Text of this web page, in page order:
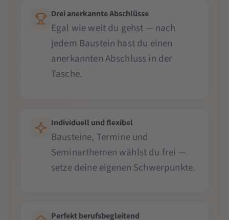
Drei anerkannte Abschlüsse
Egal wie weit du gehst — nach
jedem Baustein hast du einen
anerkannten Abschluss in der
Tasche.
Individuell und flexibel
Bausteine, Termine und
Seminarthemen wählst du frei —
setze deine eigenen Schwerpunkte.
Perfekt berufsbegleitend